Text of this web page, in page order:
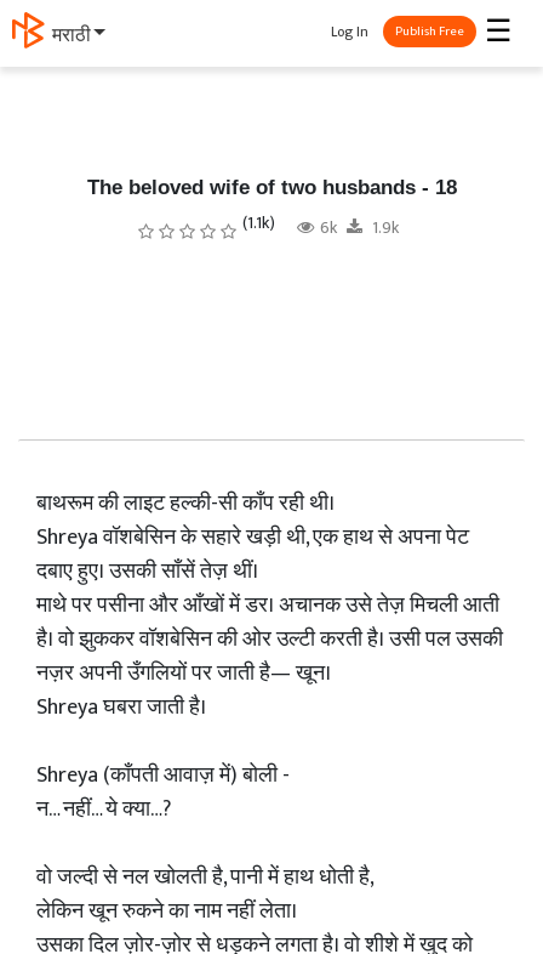
தமிழ் ☰
Log In Publish Free
The beloved wife of two husbands - 18
(1.1k) 6k 1.9k
बाथरूम की लाइट हल्की-सी काँप रही थी।
Shreya वॉशबेसिन के सहारे खड़ी थी, एक हाथ से अपना पेट
दबाए हुए। उसकी साँसें तेज़ थीं।
माथे पर पसीना और आँखों में डर। अचानक उसे तेज़ मिचली आती
है। वो झुककर वॉशबेसिन की ओर उल्टी करती है। उसी पल उसकी
नज़र अपनी उँगलियों पर जाती है— खून।
Shreya घबरा जाती है।
Shreya (काँपती आवाज़ में) बोली -
न… नहीं… ये क्या…?
वो जल्दी से नल खोलती है, पानी में हाथ धोती है,
लेकिन खून रुकने का नाम नहीं लेता।
उसका दिल ज़ोर-ज़ोर से धड़कने लगता है। वो शीशे में खुद को